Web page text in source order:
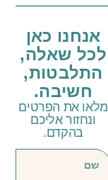
אנחנו כאן
לכל שאלה,
התלבטות,
חשיבה.
מלאו את הפרטים
ונחזור אליכם
בהקדם.